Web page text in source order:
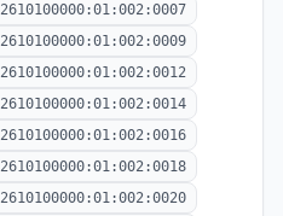
2610100000:01:002:0007
2610100000:01:002:0009
2610100000:01:002:0012
2610100000:01:002:0014
2610100000:01:002:0016
2610100000:01:002:0018
2610100000:01:002:0020